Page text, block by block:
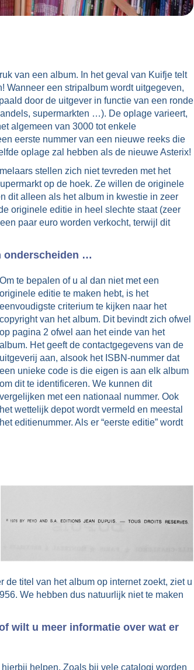
van een album. In het geval van Kuifje telt
Wanneer een stripalbum wordt uitgegeven,
door de uitgever in functie van een ronde
supermarkten …). De oplage varieert,
algemeen van 3000 tot enkele
eerste nummer van een nieuwe reeks die
oplage zal hebben als de nieuwe Asterix!
stellen zich niet tevreden met het
op de hoek. Ze willen de originele
dit alleen als het album in kwestie in zeer
originele editie in heel slechte staat (zeer
paar euro worden verkocht, terwijl dit
onderscheiden …
Om te bepalen of u al dan niet met een
originele editie te maken hebt, is het
eenvoudigste criterium te kijken naar het
copyright van het album. Dit bevindt zich ofwel
op pagina 2 ofwel aan het einde van het
album. Het geeft de contactgegevens van de
uitgeverij aan, alsook het ISBN-nummer dat
een unieke code is die eigen is aan elk album
om dit te identificeren. We kunnen dit
vergelijken met een nationaal nummer. Ook
het wettelijk depot wordt vermeld en meestal
het editienummer. Als er “eerste editie” wordt
titel van het album op internet zoekt, ziet u
We hebben dus natuurlijk niet te maken
wilt u meer informatie over wat er
helpen. Zoals bij vele catalogi worden